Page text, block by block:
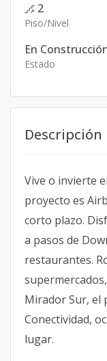
2
Piso/Nivel
En
Estado
Descripción
Vive o invierte
proyecto es
corto plazo.
a pasos de
restaurantes.
Mirador Sur, el
Conectividad,
lugar.